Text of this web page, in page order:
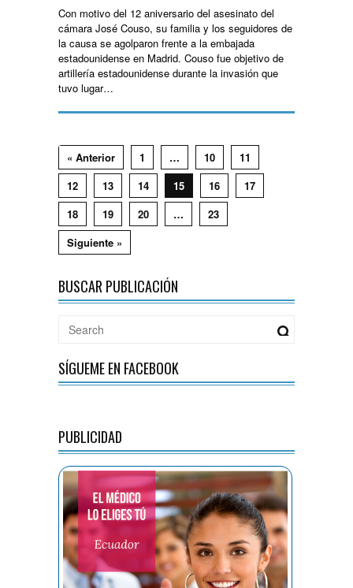
Con motivo del 12 aniversario del asesinato del
cámara José Couso, su familia y los seguidores de
la causa se agolparon frente a la embajada
estadounidense en Madrid. Couso fue objetivo de
artillería estadounidense durante la invasión que
tuvo lugar…
« Anterior 1 … 10
11
12
13 14 15 16
17
18
19 20 …
23
Siguiente »
BUSCAR PUBLICACIÓN
SÍGUEME EN FACEBOOK
PUBLICIDAD